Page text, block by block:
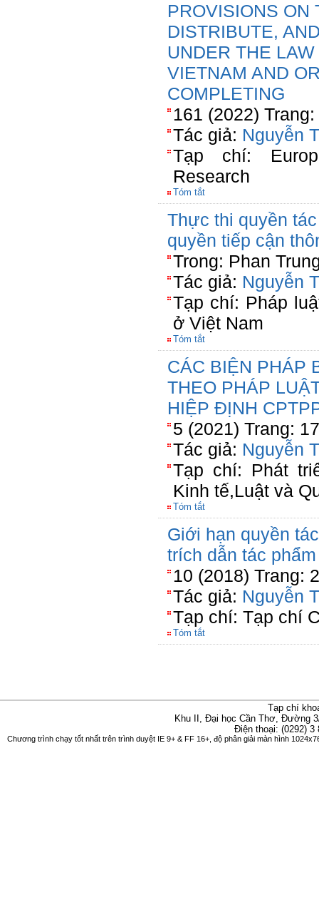
PROVISIONS ON
DISTRIBUTE,
UNDER THE
VIETNAM AND
COMPLETING
161 (2022)
Tác giả: Nguyễn
Tạp chí:
Research
Tóm tắt
Thực thi quyền
quyền tiếp cận
Trong: Phan
Tác giả: Nguyễn
Tạp chí: Pháp
ở Việt Nam
Tóm tắt
CÁC BIỆN PHÁP
THEO PHÁP
HIỆP ĐỊNH
5 (2021) Trang:
Tác giả: Nguyễn
Tạp chí: Phát
Kinh tế,Luật và
Tóm tắt
Giới hạn quyền
trích dẫn tác
10 (2018) Trang:
Tác giả: Nguyễn
Tạp chí: Tạp chí
Tóm tắt
Tạp chí
Khu II, Đại học Cần Thơ, Đường
Điện thoại: (0292)
Chương trình chạy tốt nhất trên trình duyệt IE 9+ & FF 16+, độ phân giải màn hình